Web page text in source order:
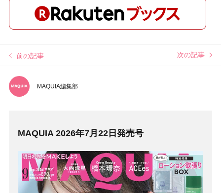
前の記事 次の記事
MAQUIA編集部
MAQUIA 2026年7月22日発売号